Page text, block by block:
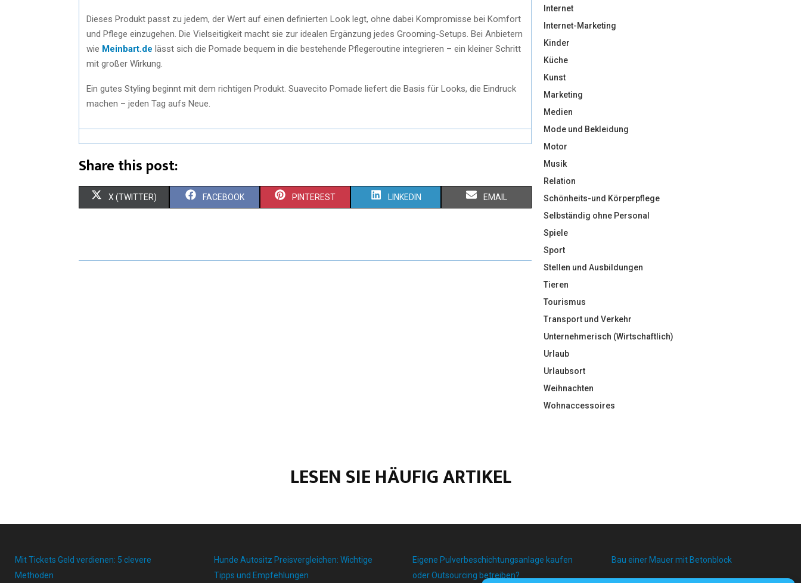
Dieses Produkt passt zu jedem, der Wert auf einen definierten Look legt, ohne dabei Kompromisse bei Komfort
und Pflege einzugehen. Die Vielseitigkeit macht sie zur idealen Ergänzung jedes Grooming-Setups. Bei Anbietern
wie Meinbart.de lässt sich die Pomade bequem in die bestehende Pflegeroutine integrieren – ein kleiner Schritt
mit großer Wirkung.
Ein gutes Styling beginnt mit dem richtigen Produkt. Suavecito Pomade liefert die Basis für Looks, die Eindruck
machen – jeden Tag aufs Neue.
Share this post:
X (TWITTER) FACEBOOK PINTEREST LINKEDIN EMAIL
Internet
Internet-Marketing
Kinder
Küche
Kunst
Marketing
Medien
Mode und Bekleidung
Motor
Musik
Relation
Schönheits-und Körperpflege
Selbständig ohne Personal
Spiele
Sport
Stellen und Ausbildungen
Tieren
Tourismus
Transport und Verkehr
Unternehmerisch (Wirtschaftlich)
Urlaub
Urlaubsort
Weihnachten
Wohnaccessoires
LESEN SIE HÄUFIG ARTIKEL
Mit Tickets Geld verdienen: 5 clevere
Methoden
Hunde Autositz Preisvergleichen: Wichtige
Tipps und Empfehlungen
Eigene Pulverbeschichtungsanlage kaufen
oder Outsourcing betreiben?
Bau einer Mauer mit Betonblock